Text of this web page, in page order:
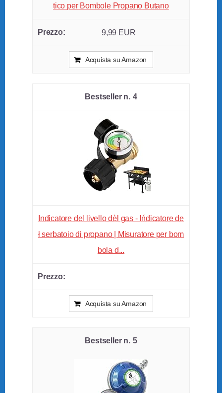
tico per Bombole Propano Butano
9,99 EUR
Acquista su Amazon
4
Indicatore del livello dèl gas - Ińdicatore de
ł serbatoio di propano | Misuratore per bom
bola d...
Acquista su Amazon
5